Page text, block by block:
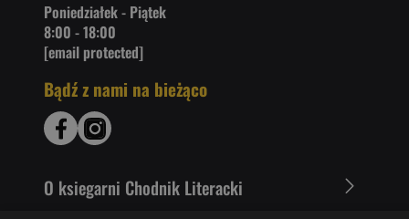
Poniedziałek - Piątek
8:00 - 18:00
[email protected]
Bądź z nami na bieżąco
O ksiegarni Chodnik Literacki